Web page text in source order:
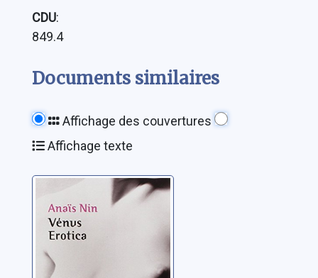
CDU:
849.4
Documents similaires
Affichage des couvertures
Affichage texte
Erotica: [1]:
Venus erotica
Nin, Anaïs